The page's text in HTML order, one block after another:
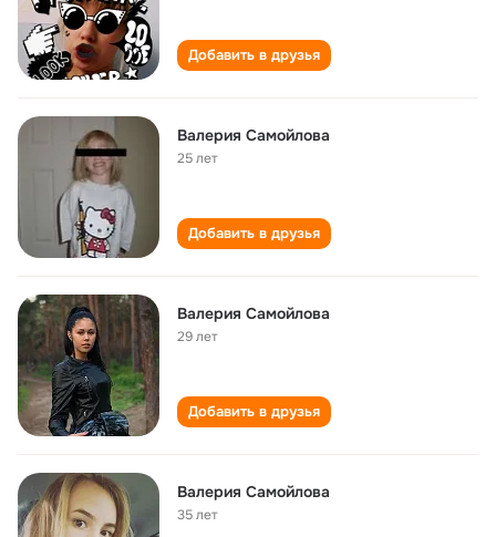
Добавить в друзья
Валерия Самойлова
25 лет
Добавить в друзья
Валерия Самойлова
29 лет
Добавить в друзья
Валерия Самойлова
35 лет